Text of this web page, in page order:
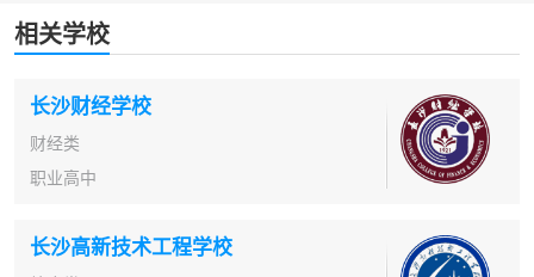
相关学校
长沙财经学校
财经类
职业高中
长沙高新技术工程学校